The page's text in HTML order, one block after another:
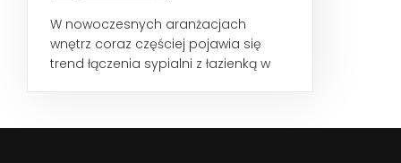
W nowoczesnych aranżacjach
wnętrz coraz częściej pojawia się
trend łączenia sypialni z łazienką w